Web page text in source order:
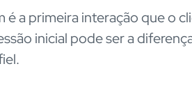
é a primeira interação que o
inicial pode ser a